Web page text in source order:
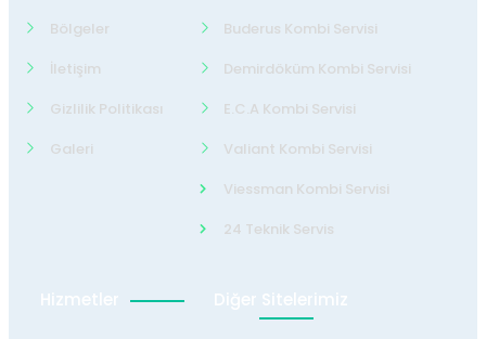
Bölgeler
İletişim
Gizlilik Politikası
Galeri
Buderus Kombi Servisi
Demirdöküm Kombi Servisi
E.C.A Kombi Servisi
Valiant Kombi Servisi
Viessman Kombi Servisi
24 Teknik Servis
Hizmetler Diğer Sitelerimiz